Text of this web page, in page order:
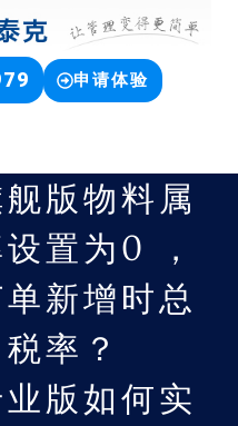
申请体验
舰版物料属
置为0 ，
新增时总
率？
业版如何实